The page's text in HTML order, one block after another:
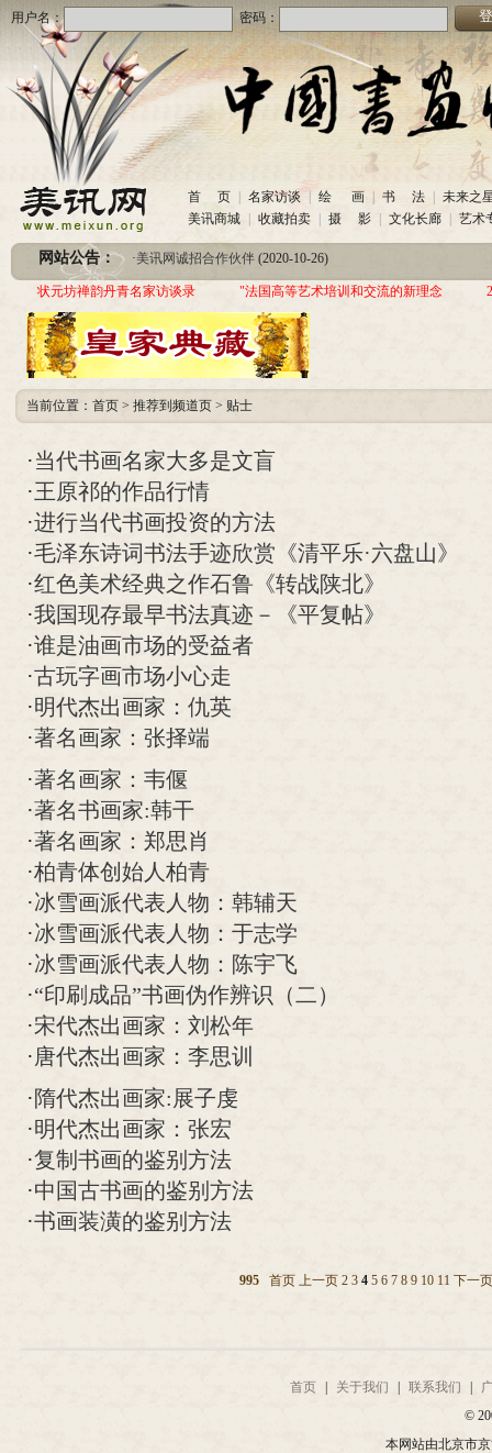
用户名： 密码：
首 页 名家访谈 绘 画 书 法
未来之
美讯商城
收藏拍卖 摄 影 文化长廊 艺术
网站公告：
·美讯网诚招合作伙伴(2020-10-26)
· 中国书画收藏频道服务咨询热线 (2020-06-26)
圆梦助学 爱心传递—中国当代实力派书画家作品交流展暨三年帮助100位贫困儿童行动
·美讯网诚招合作伙伴 (2020-10-26)
·中国书画收藏频道服务咨询热线(2020-06-26)
· 圆梦助学 爱心传递—中国当代实力派书画家作品交流展暨三年帮助100位贫困儿童行动
状元坊禅韵丹青名家访谈录 "法国高等艺术培训和交流的新理念
当前位置： 首页 > 推荐到频道页 > 贴士
·当代书画名家大多是文盲
·王原祁的作品行情
·进行当代书画投资的方法
·毛泽东诗词书法手迹欣赏《清平乐·六盘山》
·红色美术经典之作石鲁《转战陕北》
·我国现存最早书法真迹－《平复帖》
·谁是油画市场的受益者
·古玩字画市场小心走
·明代杰出画家：仇英
·著名画家：张择端
·著名画家：韦偃
·著名书画家:韩干
·著名画家：郑思肖
·柏青体创始人柏青
·冰雪画派代表人物：韩辅天
·冰雪画派代表人物：于志学
·冰雪画派代表人物：陈宇飞
·“印刷成品”书画伪作辨识（二）
·宋代杰出画家：刘松年
·唐代杰出画家：李思训
·隋代杰出画家:展子虔
·明代杰出画家：张宏
·复制书画的鉴别方法
·中国古书画的鉴别方法
·书画装潢的鉴别方法
995 首页 上一页 2 3 4 5 6 7 8 9 10 11 下一页
首页 关于我们 联系我们
©
本网站由北京市